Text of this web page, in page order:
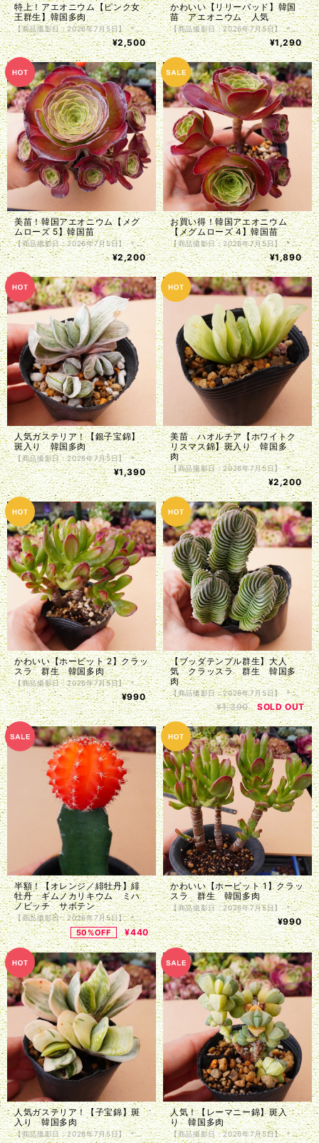
特上！アエオニウム【ピンク女
王群生】韓国多肉
【商品撮影日：2026年7月5日】 ＊韓国仕入れ ＊植物サイズは写真をご参照くださいませ。 ＊商品は抜き苗で植物のみお届け致します。入荷時に根の処理を行っているため、発根前のものや微根のものがございます。カット苗とお考え下さい。 ＊単頭ではない個体につきましては分離してしまう事もございます。植物はお届けまでの間に多少の色の変化・形状の変化がある場合がございます。写真撮影をした植物の現物販売となります。
¥2,500
かわいい【リリーパッド】韓国
苗 アエオニウム 人気
【商品撮影日：2026年7月5日】 ＊韓国仕入れ ＊植物サイズは写真をご参照くださいませ。 ＊商品は抜き苗で植物のみお届け致します。入荷時に根の処理を行っているため、発根前のものや微根のものがございます。カット苗とお考え下さい。 ＊単頭ではない個体につきましては分離してしまう事もございます。植物はお届けまでの間に多少の色の変化・形状の変化がある場合がございます。写真撮影をした植物の現物販売となります。
¥1,290
美苗！韓国アエオニウム【メグ
ムローズ 5】韓国苗
【商品撮影日：2026年7月5日】 ＊韓国仕入れ ＊植物サイズは写真をご参照くださいませ。 ＊商品は抜き苗で植物のみお届け致します。入荷時に根の処理を行っているため、発根前のものや微根のものがございます。カット苗とお考え下さい。 ＊単頭ではない個体につきましては分離してしまう事もございます。植物はお届けまでの間に多少の色の変化・形状の変化がある場合がございます。写真撮影をした植物の現物販売となります。
¥2,200
お買い得！韓国アエオニウム
【メグムローズ 4】韓国苗
【商品撮影日：2026年7月5日】 ＊韓国仕入れ ＊植物サイズは写真をご参照くださいませ。 ＊商品は抜き苗で植物のみお届け致します。入荷時に根の処理を行っているため、発根前のものや微根のものがございます。カット苗とお考え下さい。 ＊単頭ではない個体につきましては分離してしまう事もございます。植物はお届けまでの間に多少の色の変化・形状の変化がある場合がございます。写真撮影をした植物の現物販売となります。
¥1,890
人気ガステリア！【銀子宝錦】
斑入り 韓国多肉
【商品撮影日：2026年7月5日】 ＊韓国仕入れ ＊植物サイズは写真をご参照くださいませ。 ＊商品は抜き苗で植物のみお届け致します。入荷時に根の処理を行っているため、発根前のものや微根のものがございます。カット苗とお考え下さい。 ＊単頭ではない個体につきましては分離してしまう事もございます。植物はお届けまでの間に多少の色の変化・形状の変化がある場合がございます。写真撮影をした植物の現物販売となります。
¥1,390
美苗 ハオルチア【ホワイトク
リスマス錦】斑入り 韓国多
肉
【商品撮影日：2026年7月5日】 ＊韓国仕入れ ＊植物サイズは写真をご参照くださいませ。 ＊商品は抜き苗で植物のみお届け致します。入荷時に根の処理を行っているため、発根前のものや微根のものがございます。カット苗とお考え下さい。 ＊単頭ではない個体につきましては分離してしまう事もございます。植物はお届けまでの間に多少の色の変化・形状の変化がある場合がございます。写真撮影をした植物の現物販売となります。
¥2,200
かわいい【ホービット 2】クラッ
スラ 群生 韓国多肉
【商品撮影日：2026年7月5日】 ＊韓国仕入れ ＊植物サイズは写真をご参照くださいませ。 ＊商品は抜き苗で植物のみお届け致します。入荷時に根の処理を行っているため、発根前のものや微根のものがございます。カット苗とお考え下さい。 ＊単頭ではない個体につきましては分離してしまう事もございます。植物はお届けまでの間に多少の色の変化・形状の変化がある場合がございます。写真撮影をした植物の現物販売となります。
¥990
【ブッダテンプル群生】大人
気 クラッスラ 群生 韓国多
肉
【商品撮影日：2026年7月5日】 ＊韓国仕入れ ＊植物サイズは写真をご参照くださいませ。 ＊商品は抜き苗で植物のみお届け致します。入荷時に根の処理を行っているため、発根前のものや微根のものがございます。カット苗とお考え下さい。 ＊単頭ではない個体につきましては分離してしまう事もございます。植物はお届けまでの間に多少の色の変化・形状の変化がある場合がございます。写真撮影をした植物の現物販売となります。
¥1,390 SOLD OUT
半額！【オレンジ／緋牡丹】緋
牡丹 ギムノカリキウム ミハ
ノビッチ サボテン
【商品撮影日：2026年7月5日】 ＊国内仕入れ ＊宅急便（ヤマト便、ゆうパック）ご利用のお客様は鉢付きでのお届けも可能です。ご希望の場合は、ご注文時に備考欄にその旨ご記入ください。 ＊第四種郵便（速達四種、特定記録付き四種）でのお届けの場合、抜き苗で植物のみお届け致します。 ＊植物サイズは写真をご参照くださいませ。 ＊単頭ではない個体につきましては分離してしまう事もございます。植物はお届けまでの間に多少の色の変化・形状の変化がある場合がございます。写真撮影をした植物の現物販売となります。
50%OFF ¥440
かわいい【ホービット 1】クラッ
スラ 群生 韓国多肉
【商品撮影日：2026年7月5日】 ＊韓国仕入れ ＊植物サイズは写真をご参照くださいませ。 ＊商品は抜き苗で植物のみお届け致します。入荷時に根の処理を行っているため、発根前のものや微根のものがございます。カット苗とお考え下さい。 ＊単頭ではない個体につきましては分離してしまう事もございます。植物はお届けまでの間に多少の色の変化・形状の変化がある場合がございます。写真撮影をした植物の現物販売となります。
¥990
人気ガステリア！【子宝錦】斑
入り 韓国多肉
【商品撮影日：2026年7月5日】 ＊韓国仕入れ ＊植物サイズは写真をご参照くださいませ。 ＊商品は抜き苗で植物のみお届け致します。入荷時に根の処理を行っているため、発根前のものや微根のものがございます。カット苗とお考え下さい。 ＊単頭ではない個体につきましては分離してしまう事もございます。植物はお届けまでの間に多少の色の変化・形状の変化がある場合がございます。写真撮影をした植物の現物販売となります。
人気！【レーマニー錦】斑入
り 韓国多肉
【商品撮影日：2026年7月5日】 ＊韓国仕入れ ＊植物サイズは写真をご参照くださいませ。 ＊商品は抜き苗で植物のみお届け致します。入荷時に根の処理を行っているため、発根前のものや微根のものがございます。カット苗とお考え下さい。 ＊単頭ではない個体につきましては分離してしまう事もございます。植物はお届けまでの間に多少の色の変化・形状の変化がある場合がございます。写真撮影をした植物の現物販売となります。